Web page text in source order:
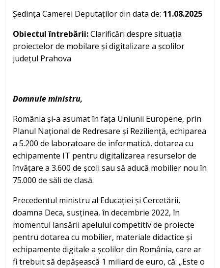
Ședința Camerei Deputaților din data de: 11.08.2025
Obiectul întrebării:Clarificări despre situația
proiectelor de mobilare și digitalizare a școlilor
județul Prahova
Domnule ministru,
România și-a asumat în fața Uniunii Europene, prin
Planul Național de Redresare și Reziliență, echiparea
a 5.200 de laboratoare de informatică, dotarea cu
echipamente IT pentru digitalizarea resurselor de
învățare a 3.600 de școli sau să aducă mobilier nou în
75.000 de săli de clasă.
Precedentul ministru al Educației și Cercetării,
doamna Deca, susținea, în decembrie 2022, în
momentul lansării apelului competitiv de proiecte
pentru dotarea cu mobilier, materiale didactice și
echipamente digitale a școlilor din România, care ar
fi trebuit să depășească 1 miliard de euro, că: „Este o